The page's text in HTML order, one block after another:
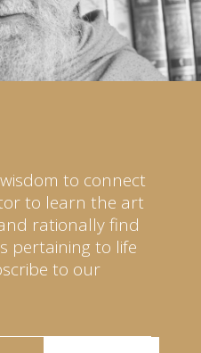
to connect
to learn the art
rationally find
pertaining to life
to our